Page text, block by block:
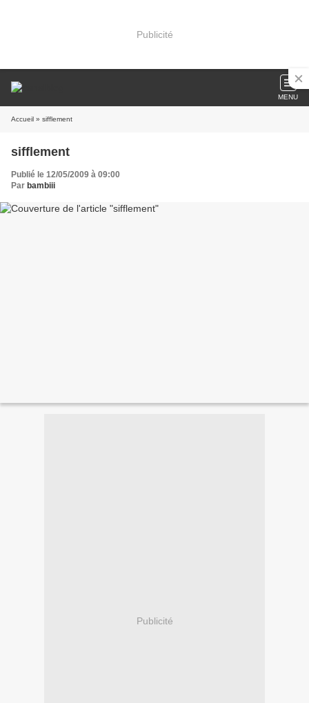
Publicité
MENU
Accueil » sifflement
sifflement
Publié le 12/05/2009 à 09:00
Par bambiii
Publicité